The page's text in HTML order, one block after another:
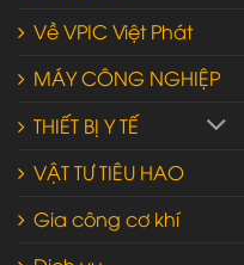
Về VPIC Việt Phát
MÁY CÔNG NGHIỆP
THIẾT BỊ Y TẾ
VẬT TƯ TIÊU HAO
Gia công cơ khí